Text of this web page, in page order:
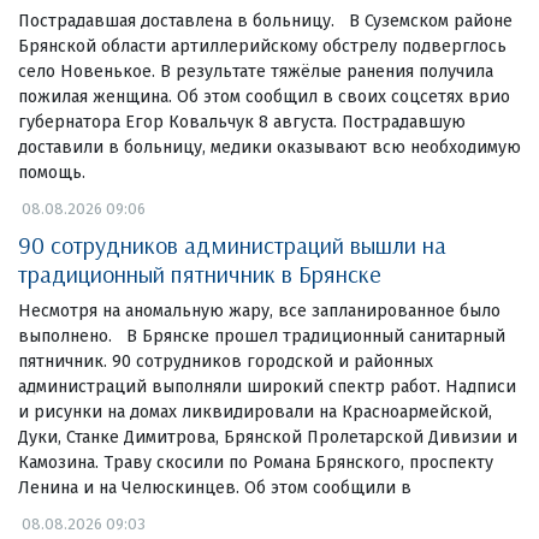
Пострадавшая доставлена в больницу. В Суземском районе
Брянской области артиллерийскому обстрелу подверглось
село Новенькое. В результате тяжёлые ранения получила
пожилая женщина. Об этом сообщил в своих соцсетях врио
губернатора Егор Ковальчук 8 августа. Пострадавшую
доставили в больницу, медики оказывают всю необходимую
помощь.
08.08.2026 09:06
90 сотрудников администраций вышли на
традиционный пятничник в Брянске
Несмотря на аномальную жару, все запланированное было
выполнено. В Брянске прошел традиционный санитарный
пятничник. 90 сотрудников городской и районных
администраций выполняли широкий спектр работ. Надписи
и рисунки на домах ликвидировали на Красноармейской,
Дуки, Станке Димитрова, Брянской Пролетарской Дивизии и
Камозина. Траву скосили по Романа Брянского, проспекту
Ленина и на Челюскинцев. Об этом сообщили в
08.08.2026 09:03